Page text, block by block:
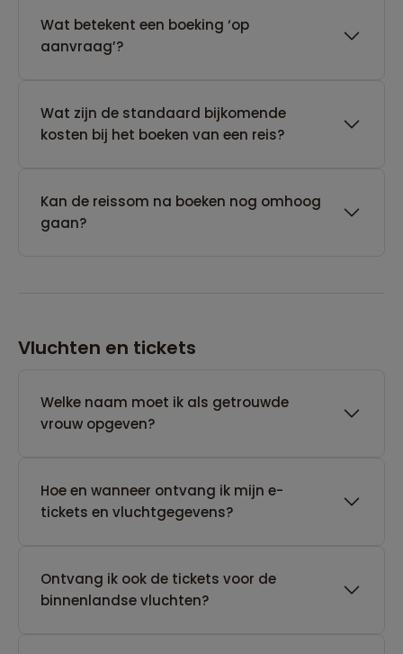
Wat betekent een boeking ‘op
aanvraag’?
Wat zijn de standaard bijkomende
kosten bij het boeken van een reis?
Kan de reissom na boeken nog omhoog
gaan?
Vluchten en tickets
Welke naam moet ik als getrouwde
vrouw opgeven?
Hoe en wanneer ontvang ik mijn e-
tickets en vluchtgegevens?
Ontvang ik ook de tickets voor de
binnenlandse vluchten?